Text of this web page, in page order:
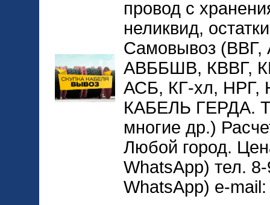
провод с
неликвид,
Самовывоз
АВББШВ, КВВГ,
АСБ, КГ-хл,
КАБЕЛЬ ГЕРДА.
многие др.)
Любой город.
WhatsApp) тел.
WhatsApp) e-